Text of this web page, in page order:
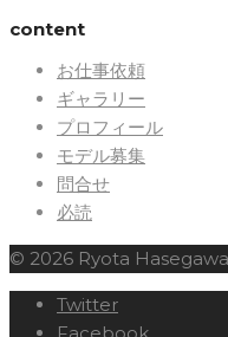
content
お仕事依頼
ギャラリー
プロフィール
モデル募集
問合せ
必読
© 2026 Ryota
Twitter
Facebook